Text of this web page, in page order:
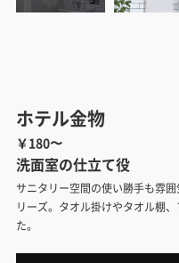
ホテル金物
￥180〜
洗面室の仕立て役
サニタリー空間の使い勝手も雰
リーズ。タオル掛けやタオル棚
た。